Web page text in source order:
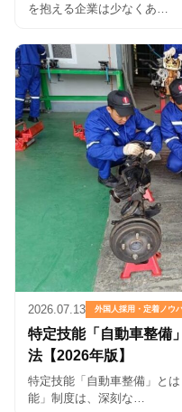
を抱える企業は少なくあ…
2026.07.13 外国人採用・定着ノウ
特定技能「自動車整備
法【2026年版】
特定技能「自動車整備」と
能」制度は、深刻な…